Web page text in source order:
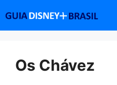
conteúdo
Os Chávez